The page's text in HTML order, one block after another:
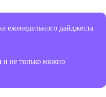
еженедельного дайджеста
и не только можно